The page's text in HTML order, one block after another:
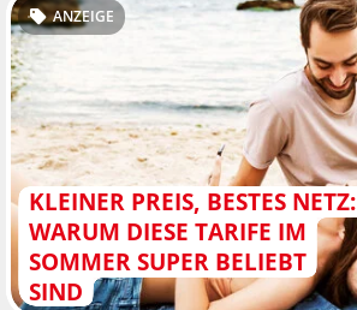
KLEINER PREIS, BESTES NETZ:
WARUM DIESE TARIFE IM
SOMMER SUPER BELIEBT
SIND
ANZEIGE